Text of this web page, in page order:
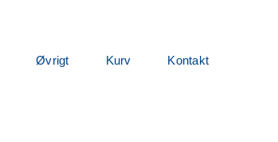
Øvrigt Kurv Kontakt